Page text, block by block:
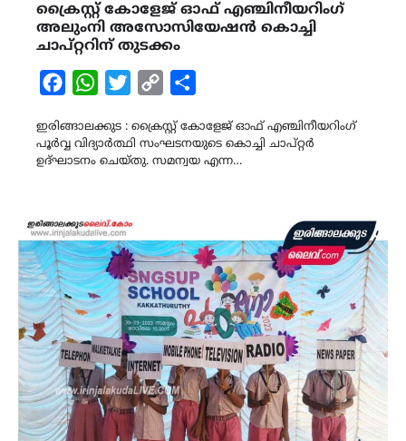
ക്രൈസ്റ്റ് കോളേജ് ഓഫ് എഞ്ചിനീയറിംഗ്
അലുംനി അസോസിയേഷൻ കൊച്ചി
ചാപ്റ്ററിന് തുടക്കം
FacebookWhatsAppTwitterCopy
ഇരിങ്ങാലക്കുട : ക്രൈസ്റ്റ് കോളേജ് ഓഫ് എഞ്ചിനീയറിംഗ്
പൂർവ്വ വിദ്യാർത്ഥി സംഘടനയുടെ കൊച്ചി ചാപ്റ്റർ
ഉദ്ഘാടനം ചെയ്തു. സമന്വയ എന്ന…